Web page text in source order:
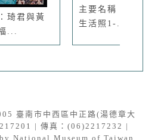
琦君與黃
...
主要名稱：琦君個人
生活照1-...
臺南市中西區中正路(湯德章大
| 傳真：(06)2217232 |
National Museum of Taiwan